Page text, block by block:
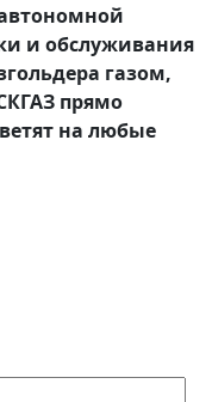
и обслуживания
газом,
прямо
на любые